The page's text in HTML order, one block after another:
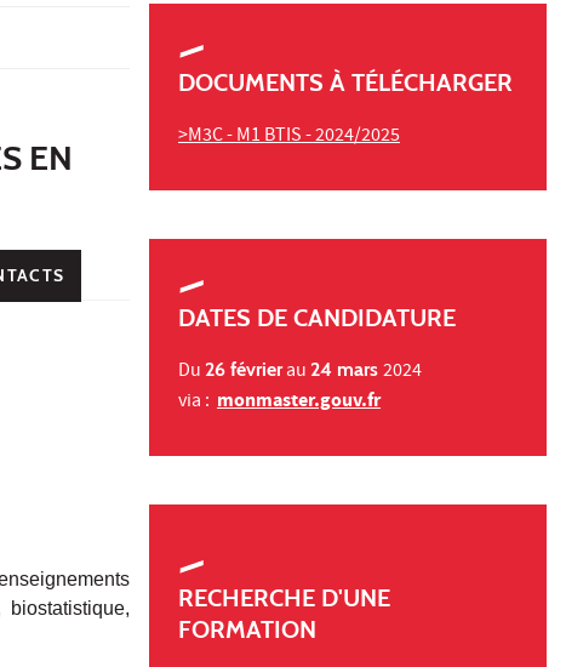
EN
biostatistique,
DOCUMENTS À TÉLÉCHARGER
>M3C - M1 BTIS - 2024/2025
DATES DE CANDIDATURE
Du 26 févrierau 24 mars 2024
via : monmaster.gouv.fr
RECHERCHE D'UNE
FORMATION